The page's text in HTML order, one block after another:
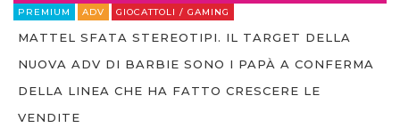
PREMIUM ADV GIOCATTOLI / GAMING
MATTEL SFATA STEREOTIPI. IL TARGET DELLA
NUOVA ADV DI BARBIE SONO I PAPÀ A CONFERMA
DELLA LINEA CHE HA FATTO CRESCERE LE
VENDITE